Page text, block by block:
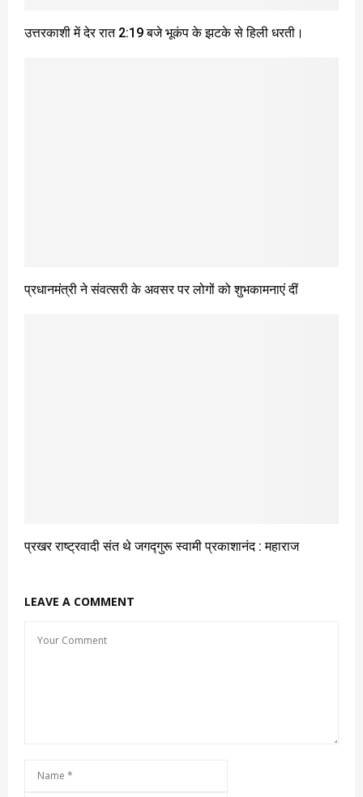
उत्तरकाशी में देर रात 2:19 बजे भूकंप के झटके से हिली धरती।
प्रधानमंत्री ने संवत्सरी के अवसर पर लोगों को शुभकामनाएं दीं
प्रखर राष्ट्रवादी संत थे जगद्गुरू स्वामी प्रकाशानंद : महाराज
LEAVE A COMMENT